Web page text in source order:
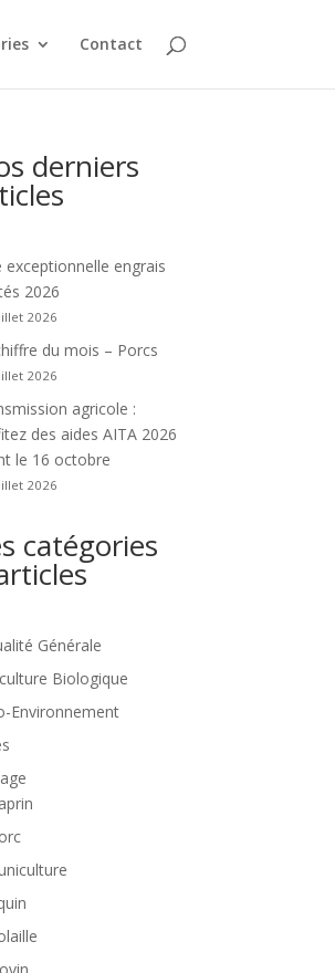
Contact
derniers
exceptionnelle engrais
2026
2026
du mois – Porcs
2026
agricole :
des aides AITA 2026
le 16 octobre
2026
catégories
Générale
Biologique
Environnement